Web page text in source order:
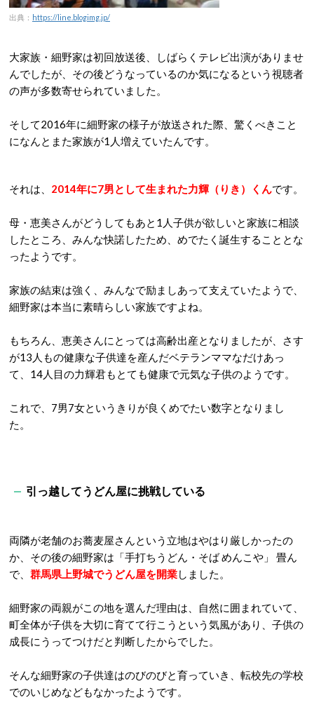
出典： https://line.blogimg.jp/
大家族・細野家は初回放送後、しばらくテレビ出演がありませ
んでしたが、その後どうなっているのか気になるという視聴者
の声が多数寄せられていました。
そして2016年に細野家の様子が放送された際、驚くべきこと
になんとまた家族が1人増えていたんです。
それは、 2014年に7男として生まれた力輝（りき）くんです。
母・恵美さんがどうしてもあと1人子供が欲しいと家族に相談
したところ、みんな快諾したため、めでたく誕生することとな
ったようです。
家族の結束は強く、みんなで励ましあって支えていたようで、
細野家は本当に素晴らしい家族ですよね。
もちろん、恵美さんにとっては高齢出産となりましたが、さす
が13人もの健康な子供達を産んだベテランママなだけあっ
て、14人目の力輝君もとても健康で元気な子供のようです。
これで、7男7女というきりが良くめでたい数字となりまし
た。
引っ越してうどん屋に挑戦している
両隣が老舗のお蕎麦屋さんという立地はやはり厳しかったの
か、その後の細野家は 「手打ちうどん・そば めんこや」 畳ん
で、 群馬県上野城でうどん屋を開業しました。
細野家の両親がこの地を選んだ理由は、自然に囲まれていて、
町全体が子供を大切に育てて行こうという気風があり、子供の
成長にうってつけだと判断したからでした。
そんな細野家の子供達はのびのびと育っていき、転校先の学校
でのいじめなどもなかったようです。